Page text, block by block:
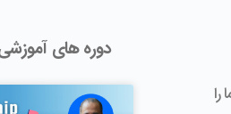
را
دوره های